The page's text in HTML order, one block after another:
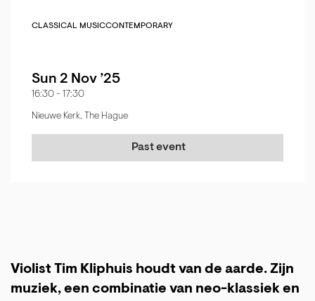
CLASSICAL MUSICCONTEMPORARY
Sun 2 Nov ’25
16:30 - 17:30
Nieuwe Kerk, The Hague
Past event
Violist Tim Kliphuis houdt van de aarde. Zijn
muziek, een combinatie van neo-klassiek en